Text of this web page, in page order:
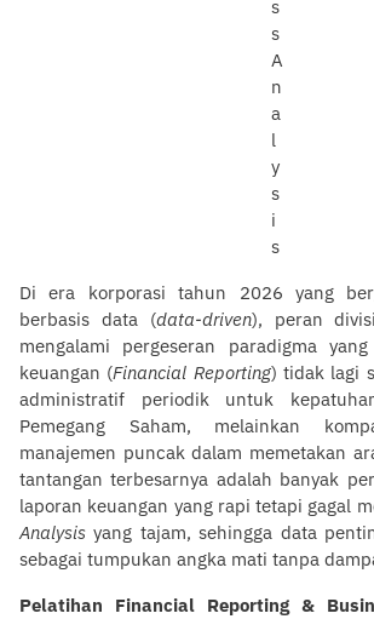
Di era korporasi tahun 2026 yang
berbasis data (data-driven), peran
mengalami pergeseran paradigma
keuangan (Financial Reporting) tidak lagi
administratif periodik untuk
Pemegang Saham, melainkan
manajemen puncak dalam memetakan
tantangan terbesarnya adalah banyak
laporan keuangan yang rapi tetapi gagal
Analysis yang tajam, sehingga data
sebagai tumpukan angka mati tanpa
Pelatihan Financial Reporting &